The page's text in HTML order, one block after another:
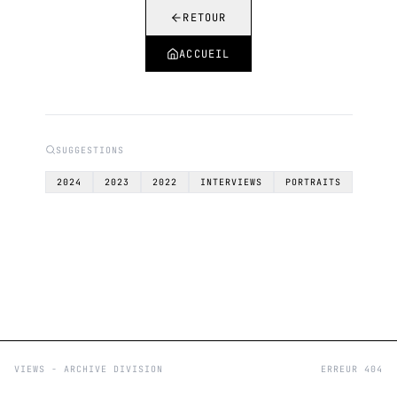
RETOUR
ACCUEIL
SUGGESTIONS
2024 2023 2022 INTERVIEWS PORTRAITS
VIEWS - ARCHIVE DIVISION ERREUR 404